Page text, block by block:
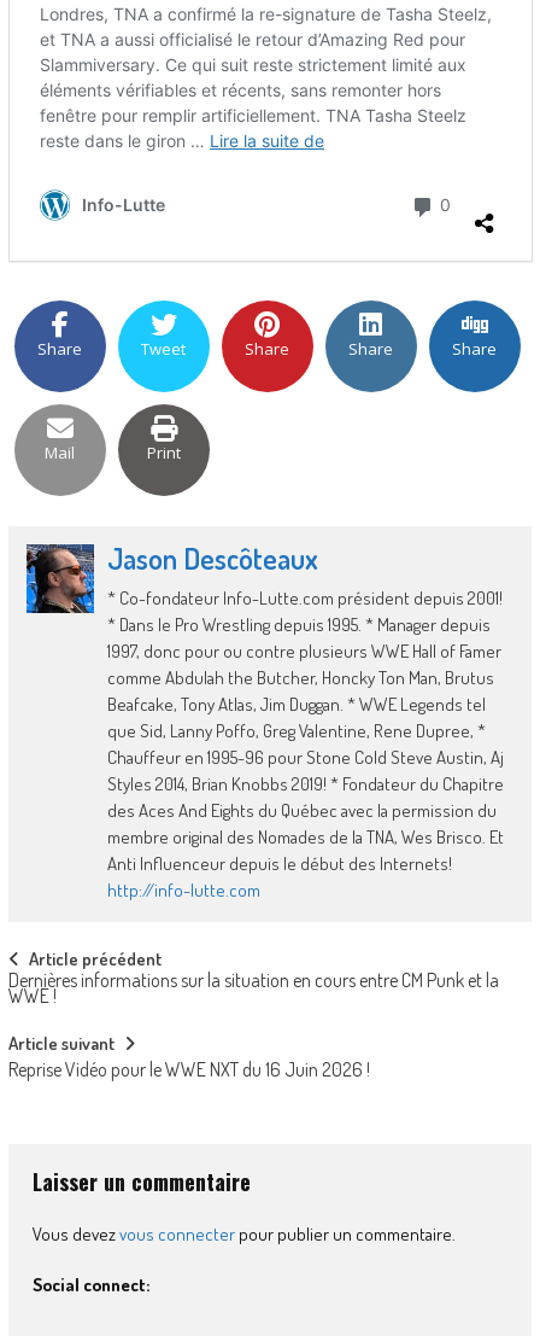
Share Tweet Share Share Share
Mail Print
Jason Descôteaux
* Co-fondateur Info-Lutte.com président depuis 2001!
* Dans le Pro Wrestling depuis 1995. * Manager depuis
1997, donc pour ou contre plusieurs WWE Hall of Famer
comme Abdulah the Butcher, Honcky Ton Man, Brutus
Beafcake, Tony Atlas, Jim Duggan. * WWE Legends tel
que Sid, Lanny Poffo, Greg Valentine, Rene Dupree, *
Chauffeur en 1995-96 pour Stone Cold Steve Austin, Aj
Styles 2014, Brian Knobbs 2019! * Fondateur du Chapitre
des Aces And Eights du Québec avec la permission du
membre original des Nomades de la TNA, Wes Brisco. Et
Anti Influenceur depuis le début des Internets!
http://info-lutte.com
Post
navigation
Article précédent
Dernières informations sur la situation en cours entre CM Punk et la
WWE !
Article suivant
Reprise Vidéo pour le WWE NXT du 16 Juin 2026 !
Laisser un commentaire
Vous devezvous connecterpour publier un commentaire.
Social connect: